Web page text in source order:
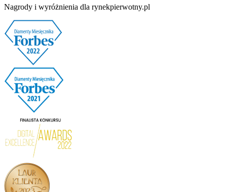
Nagrody i wyróżnienia dla rynekpierwotny.pl